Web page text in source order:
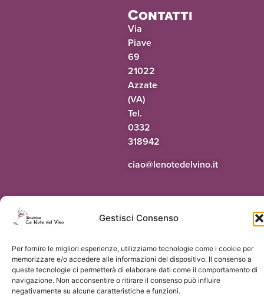
Gestisci Consenso
Per fornire le migliori esperienze, utilizziamo tecnologie come i cookie per
memorizzare e/o accedere alle informazioni del dispositivo. Il consenso a
queste tecnologie ci permetterà di elaborare dati come il comportamento di
navigazione. Non acconsentire o ritirare il consenso può influire
negativamente su alcune caratteristiche e funzioni.
Contatti
Via
Piave
69
21022
Azzate
(VA)
Tel.
0332
318942
ti.onivledetonel
@oaic